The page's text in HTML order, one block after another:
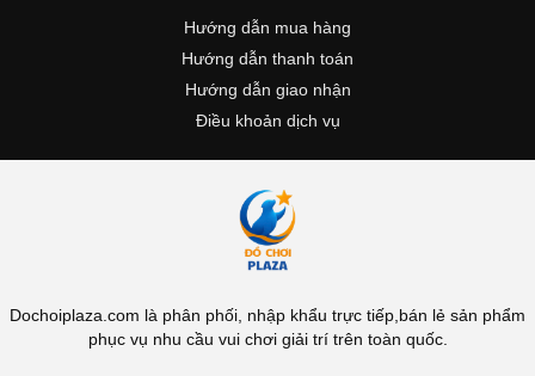
Hướng dẫn mua hàng
Hướng dẫn thanh toán
Hướng dẫn giao nhận
Điều khoản dịch vụ
Dochoiplaza.com là phân phối, nhập khẩu trực tiếp,bán lẻ sản phẩm
phục vụ nhu cầu vui chơi giải trí trên toàn quốc.